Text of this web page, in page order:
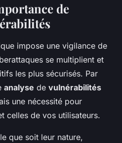
de
impose une vigilance de
se multiplient et
les plus sécurisés. Par
analyse de vulnérabilités
une nécessité pour
celles de vos utilisateurs.
que soit leur nature,